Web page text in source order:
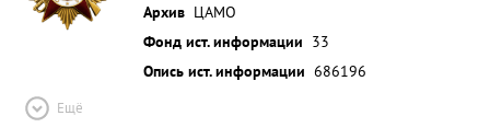
Архив ЦАМО
Фонд ист. информации 33
Опись ист. информации 686196
Ещё